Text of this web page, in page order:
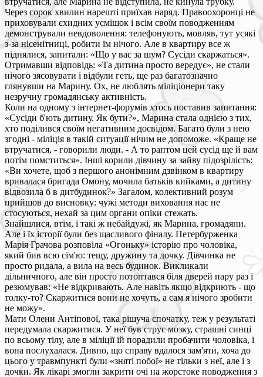
Через сорок хвилин нарешті приїхав наряд. Правоохоронці не
приховували єхидних усмішок і всім своїм поводженням
демонстрували невдоволення: телефонують, мовляв, тут усякі
з-за нісенітниці, робити їм нічого. Але в квартиру все ж
піднялися, запитали: «Що у вас за шум? Сусіди скаржаться».
Отримавши відповідь: «Та дитина просто вередує», не стали
нічого зясовувати і відбули геть, ще раз багатозначно
глянувши на Марину. Ох, не люблять міліціонери таку
незручну громадянську активність.
Коли на одному з інтернет-форумів хтось поставив запитання:
«Сусіди б'ють дитину. Як бути?», Марина стала однією з тих,
хто поділився своїм негативним досвідом. Багато були з нею
згодні - міліція в такій ситуації нічим не допоможе. «Краще не
втручатися, - говорили люди. - А то раптом цей сусід ще й вам
потім помститься». Інші корили дівчину за зайву підозрілість:
«Ви хочете, щоб з першого анонімним дзвінком в квартиру
вривалася бригада Омону, мочила батьків кийками, а дитину
відвозила б в дитбудинок?» Загалом, колективний розум
прийшов до висновку: чужі методи виховання нас не
стосуються, нехай за цим органи опіки стежать.
Знайшлися, втім, і такі ж небайдужі, як Марина, громадяни.
Але і їх історії були без щасливого фіналу. Петербурженка
Марія Грачова розповіла «Огоньку» історію про чоловіка,
який бив всю сім'ю: тещу, дружину та дочку. Дівчинка не
просто ридала, а вила на весь будинок. Викликали
дільничного, але він просто потоптався біля дверей пару раз і
резюмував: «Не відкривають. Але навіть якщо відкриють - що
толку-то? Скаржитися вони не хочуть, а сам я нічого зробити
не можу».
Мати Олени Антіпової, така рішуча спочатку, теж у результаті
передумала скаржитися. У неї був струс мозку, страшні синці
по всьому тілу, але в міліції їй порадили пробачити чоловіка, і
вона послухалася. Дивно, що справу вдалося зам'яти, хоча до
цього у травмпункті були «зняті побої» не тільки з неї, але і з
дочки. Як лікарі змогли закрити очі на жорстоке поводження з